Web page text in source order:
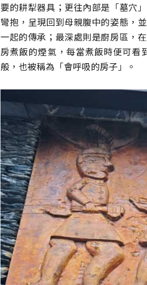
要的耕犁器具；更往內部是「墓穴
彎抱，呈現回到母親腹中的姿態，
一起的傳承；最深處則是廚房區，
房煮飯的煙氣，每當煮飯時便可
般，也被稱為「會呼吸的房子」。